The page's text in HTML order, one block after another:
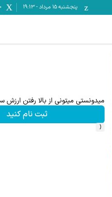
پنجشنبه ۱۵ مرداد -
19:13
میدونستی میتونی از بالا رفتن
ثبت نام کنید
‹